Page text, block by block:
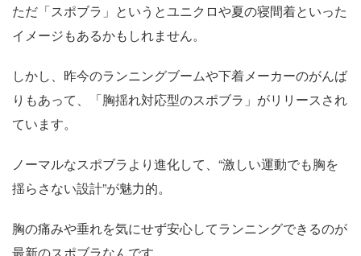
ただ「スポブラ」というとユニクロや夏の寝間着といった
イメージもあるかもしれません。
しかし、昨今のランニングブームや下着メーカーのがんば
りもあって、「胸揺れ対応型のスポブラ」がリリースされ
ています。
ノーマルなスポブラより進化して、“激しい運動でも胸を
揺らさない設計”が魅力的。
胸の痛みや垂れを気にせず安心してランニングできるのが
最新のスポブラなんです。